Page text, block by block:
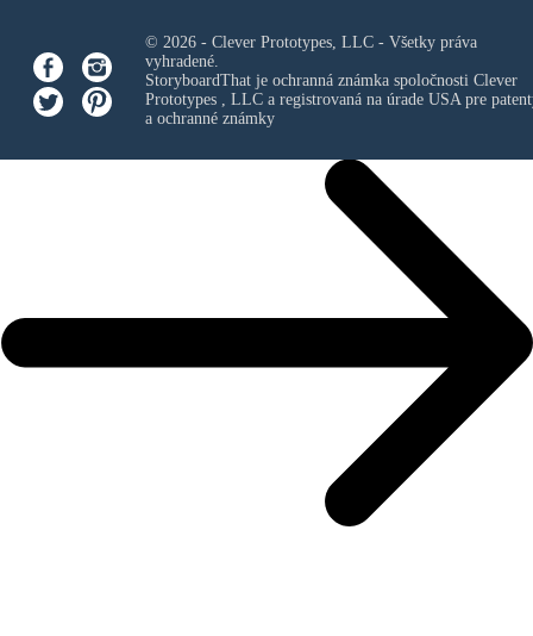
© 2026 - Clever Prototypes, LLC - Všetky práva
vyhradené.
StoryboardThat je ochranná známka spoločnosti Clever
Prototypes , LLCa registrovaná na úrade USA pre
a ochranné známky